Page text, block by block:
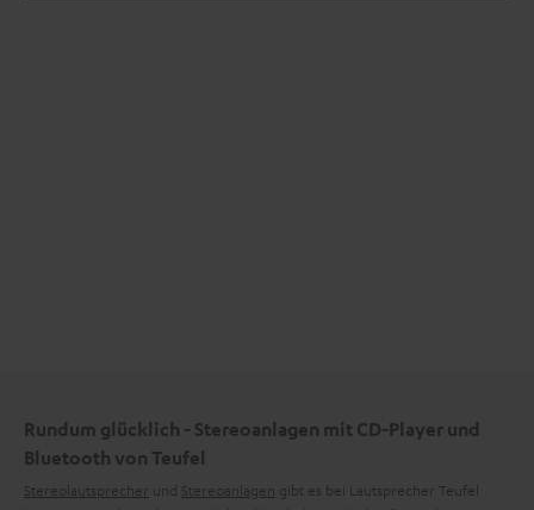
Rundum glücklich - Stereoanlagen mit CD-Player und
Bluetooth von Teufel
Stereolautsprecher und Stereoanlagen gibt es bei Lautsprecher Teufel